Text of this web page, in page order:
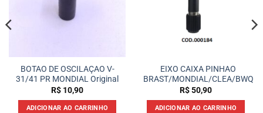
BOTAO DE OSCILAÇAO V-
31/41 PR MONDIAL Original
R$ 10,90
ADICIONAR AO CARRINHO
EIXO CAIXA PINHAO
BRAST/MONDIAL/CLEA/BWQ
R$50,90
ADICIONAR AO CARRINHO